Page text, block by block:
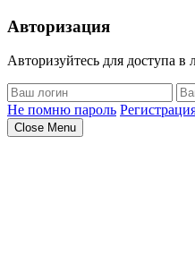
Авторизация
Авторизуйтесь для доступа в
Не помню пароль
Close Menu